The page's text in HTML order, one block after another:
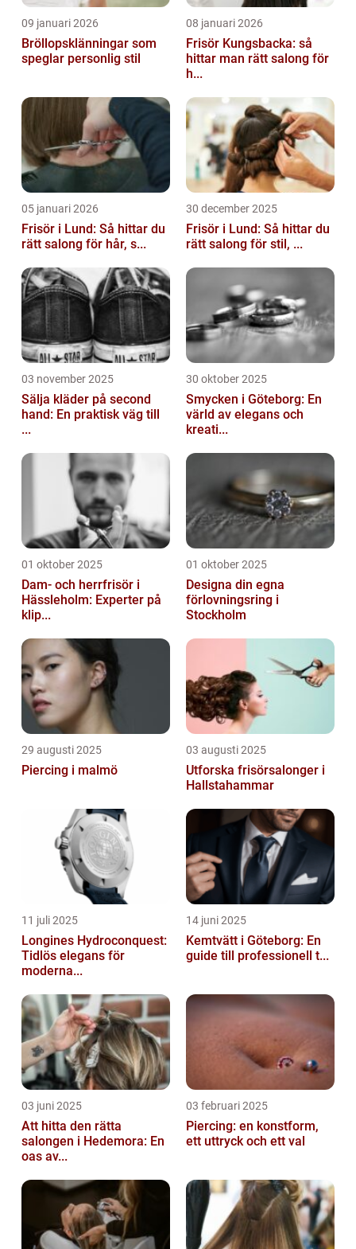
09 januari 2026
Bröllopsklänningar som
speglar personlig stil
08 januari 2026
Frisör Kungsbacka: så
hittar man rätt salong för
h...
05 januari 2026
Frisör i Lund: Så hittar du
rätt salong för hår, s...
30 december 2025
Frisör i Lund: Så hittar du
rätt salong för stil, ...
03 november 2025
Sälja kläder på second
hand: En praktisk väg till
...
30 oktober 2025
Smycken i Göteborg: En
värld av elegans och
kreati...
01 oktober 2025
Dam- och herrfrisör i
Hässleholm: Experter på
klip...
01 oktober 2025
Designa din egna
förlovningsring i
Stockholm
29 augusti 2025
Piercing i malmö
03 augusti 2025
Utforska frisörsalonger i
Hallstahammar
11 juli 2025
Longines Hydroconquest:
Tidlös elegans för
moderna...
14 juni 2025
Kemtvätt i Göteborg: En
guide till professionell t...
03 juni 2025
Att hitta den rätta
salongen i Hedemora: En
oas av...
03 februari 2025
Piercing: en konstform,
ett uttryck och ett val